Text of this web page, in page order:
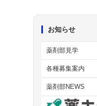
お知らせ
薬剤部見学
各種募集案内
薬剤部NEWS